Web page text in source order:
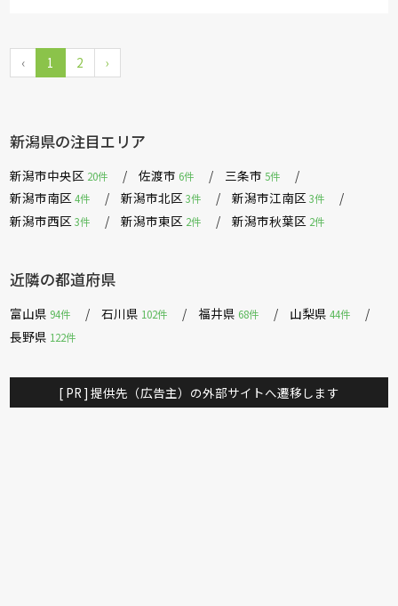
‹ 1 2 ›
新潟県の注目エリア
新潟市中央区 20件 佐渡市 6件 三条市5件
新潟市南区4件 新潟市北区3件 新潟市江南区3件
新潟市西区3件 新潟市東区 2件 新潟市秋葉区 2件
近隣の都道府県
富山県 94件 石川県 102件 福井県 68件 山梨県44件
長野県 122件
[ PR ] 提供先（広告主）の外部サイトへ遷移します